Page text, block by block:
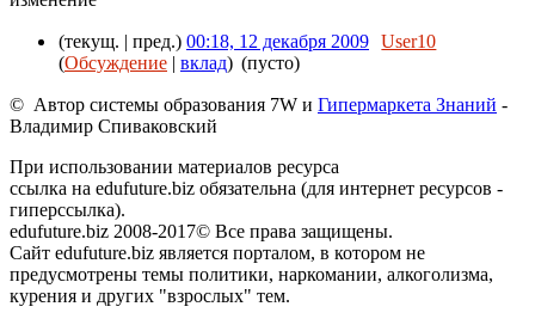
(текущ. | пред.) 00:18, 12 декабря 2009
User10
(Обсуждение | вклад) (пусто)
© Автор системы образования 7W и Гипермаркета Знаний -
Владимир Спиваковский
При использовании материалов ресурса
ссылка на edufuture.biz обязательна (для интернет ресурсов -
гиперссылка).
edufuture.biz 2008-2017© Все права защищены.
Сайт edufuture.biz является порталом, в котором не
предусмотрены темы политики, наркомании, алкоголизма,
курения и других "взрослых" тем.